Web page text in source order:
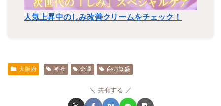
人気上昇中のしみ改善クリームをチェック！
大阪府 神社 金運 商売繁盛
共有する